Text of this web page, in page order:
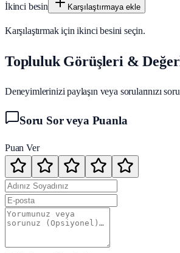
İkinci besin
Karşılaştırmaya ekle
Karşılaştırmak için ikinci besini seçin.
Topluluk Görüşleri &
Deneyimlerinizi paylaşın veya sorularınızı
Soru Sor veya Puanla
Puan Ver